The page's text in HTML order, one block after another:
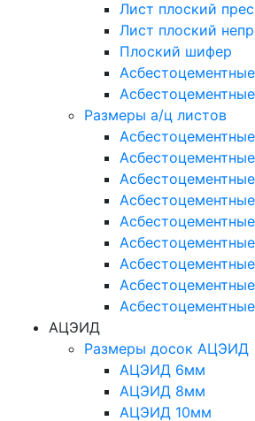
Лист плоский
Лист плоский
Плоский шифер
Размеры а/ц листов
АЦЭИД
Размеры досок АЦЭИД
АЦЭИД 6мм
АЦЭИД 8мм
АЦЭИД 10мм